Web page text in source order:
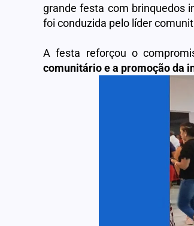
grande festa com brinquedos
foi conduzida pelo líder
A festa reforçou o
comunitário e a promoção da